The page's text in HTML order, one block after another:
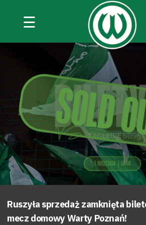
☰
Ruszyła sprzedaż zamknięta
mecz domowy Warty Poznań!